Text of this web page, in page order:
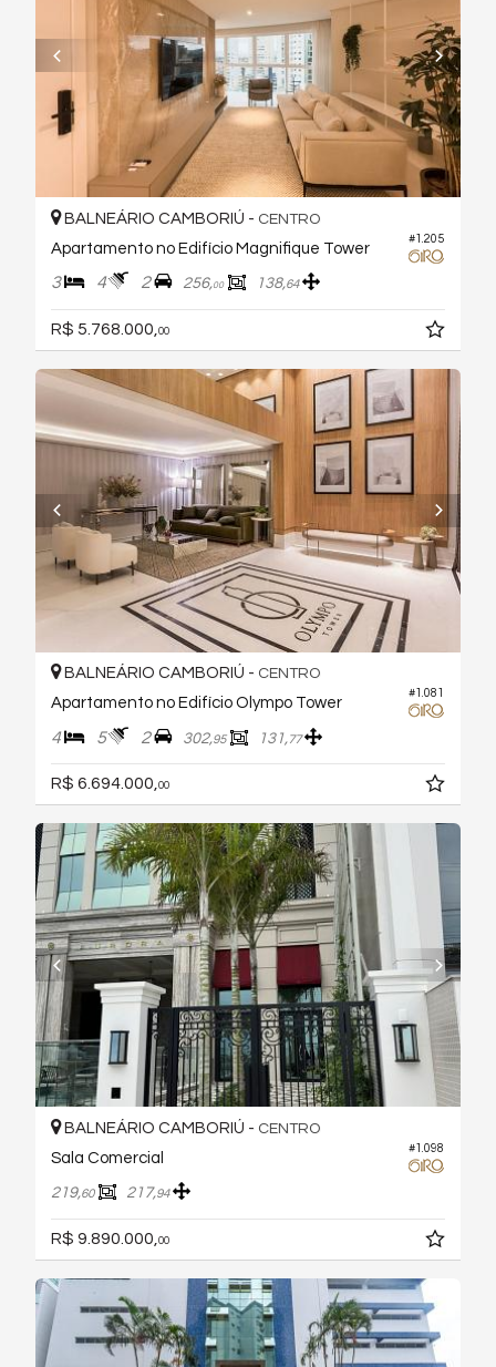
#1.205
BALNEÁRIO CAMBORIÚ - CENTRO
Apartamento no Edifício Magnifique Tower
3 4 2 256,00 138,64
R$ 5.768.000, 00
#1.081
BALNEÁRIO CAMBORIÚ - CENTRO
Apartamento no Edifício Olympo Tower
4 5 2 302,95 131,77
R$ 6.694.000,00
#1.098
BALNEÁRIO CAMBORIÚ - CENTRO
Sala Comercial
219,60 217,94
R$ 9.890.000, 00